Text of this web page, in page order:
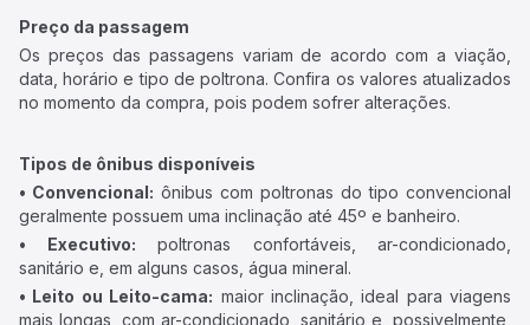
Preço da passagem
Os preços das passagens variam de acordo com a viação,
data, horário e tipo de poltrona. Confira os valores atualizados
no momento da compra, pois podem sofrer alterações.
Tipos de ônibus disponíveis
• Convencional: ônibus com poltronas do tipo convencional
geralmente possuem uma inclinação até 45º e banheiro.
• Executivo: poltronas confortáveis, ar-condicionado,
sanitário e, em alguns casos, água mineral.
• Leito ou Leito-cama: maior inclinação, ideal para viagens
mais longas, com ar-condicionado, sanitário e, possivelmente,